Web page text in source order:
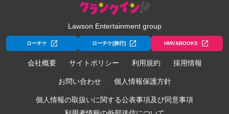
Lawson Entertainment group
ローチケ ローチケ[旅行] HMV&BOOKS
会社概要 サイトポリシー 利用規約 採用情報
お問い合わせ 個人情報保護方針
個人情報の取扱いに関する公表事項及び同意事項